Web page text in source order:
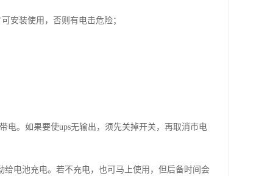
安装使用，否则有电击危险；
电。如果要使ups无输出，须先关掉开关，再取消市电
电池充电。若不充电，也可马上使用，但后备时间会